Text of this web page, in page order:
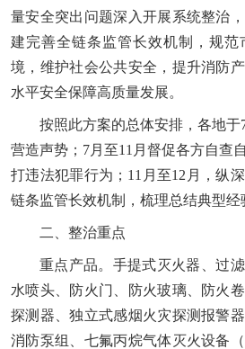
量安全突出问题深入开展系统整治
建完善全链条监管长效机制，规
境，维护社会公共安全，提升消防
水平安全保障高质量发展。
按照此方案的总体安排，各地于
营造声势；7月至11月督促各方自查
打违法犯罪行为；11月至12月，纵
链条监管长效机制，梳理总结典型经
二、整治重点
重点产品。手提式灭火器、过
水喷头、防火门、防火玻璃、防火
探测器、独立式感烟火灾探测报警
消防泵组、七氟丙烷气体灭火设备